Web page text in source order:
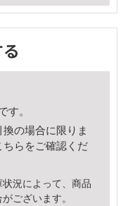
す。
の場合に限りま
ちら をご確認くだ
況によって、商品
ございます。